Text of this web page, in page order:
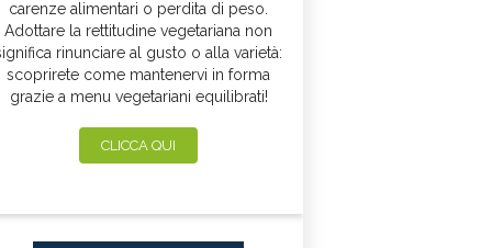
carenze alimentari o perdita di peso.
Adottare la rettitudine vegetariana non
rinunciare al gusto o alla varietà:
scoprirete come mantenervi in forma
grazie a menu vegetariani equilibrati!
CLICCA QUI